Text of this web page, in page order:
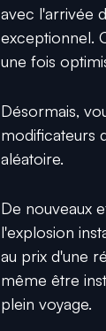
avec l'arrivée
exceptionnel.
une fois
Désormais,
modificateurs
aléatoire.
De nouveaux
l'explosion
au prix d'une
même être
plein voyage.